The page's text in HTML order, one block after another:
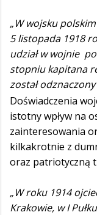
„W wojsku
5 listopada 1918
udział w wojnie
stopniu kapitana
został
Doświadczenia
istotny wpływ na
zainteresowania
kilkakrotnie z
oraz patriotyczną
„W roku 1914
Krakowie, w I